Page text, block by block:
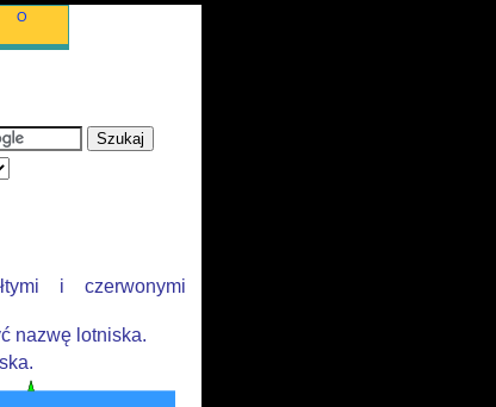
O
i czerwonymi
nazwę lotniska.